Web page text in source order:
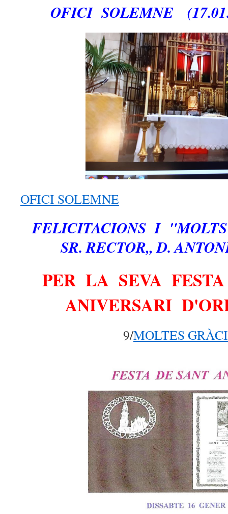
OFICI SOLEMNE
OFICI SOLEMNE
FELICITACIONS I
SR. RECTOR,, D.
PER LA SEVA
ANIVERSARI
9/MOLTES